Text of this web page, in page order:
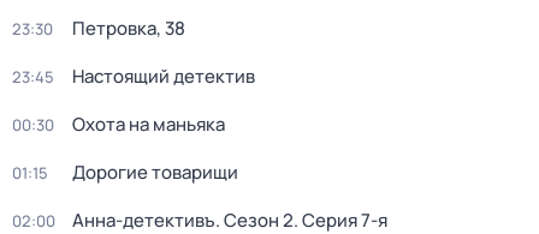
23:30 Петровка, 38
23:45 Настоящий детектив
00:30 Охота на маньяка
01:15 Дорогие товарищи
02:00 Анна-детективъ. Сезон 2. Серия 7-я